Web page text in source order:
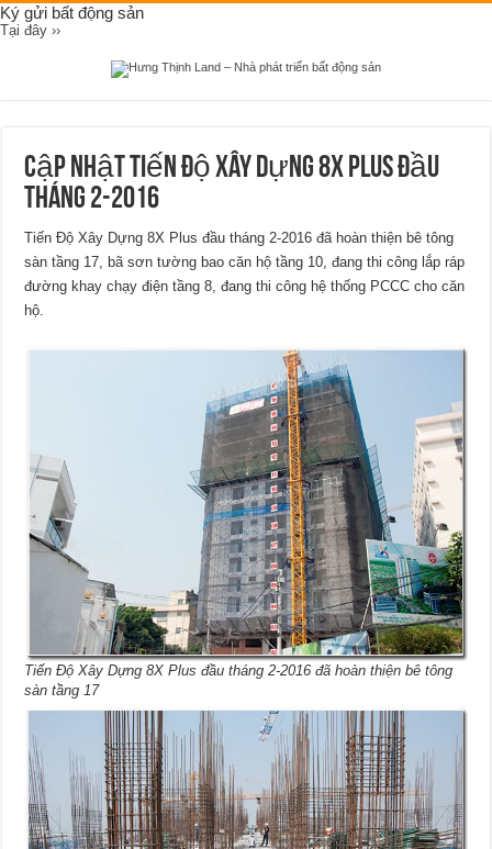
Ký gửi bất động sản
Tại đây ››
Cập Nhật Tiến Độ Xây Dựng 8X Plus đầu
tháng 2-2016
Tiến Độ Xây Dựng 8X Plus đầu tháng 2-2016 đã hoàn thiện bê tông
sàn tầng 17, bã sơn tường bao căn hộ tầng 10, đang thi công lắp ráp
đường khay chạy điện tầng 8, đang thi công hệ thống PCCC cho căn
hộ.
Tiến Độ Xây Dựng 8X Plus đầu tháng 2-2016 đã hoàn thiện bê tông
sàn tầng 17